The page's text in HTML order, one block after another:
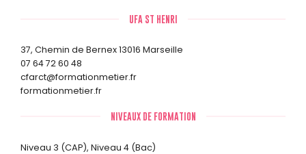
UFA ST HENRI
37, Chemin de Bernex 13016 Marseille
07 64 72 60 48
cfarct@formationmetier.fr
formationmetier.fr
NIVEAUX DE FORMATION
Niveau 3 (CAP), Niveau 4 (Bac)